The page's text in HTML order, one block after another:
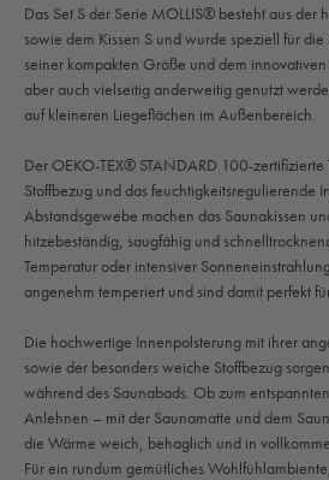
Das Set S der Serie MOLLIS® besteht aus der
sowie dem Kissen S und wurde speziell für
seiner kompakten Größe und dem
aber auch vielseitig anderweitig genutzt
auf kleineren Liegeflächen im Außenbereich.
Der OEKO-TEX® STANDARD 100-
Stoffbezug und das feuchtigkeitsregulierende
Abstandsgewebe machen das Saunakissen
hitzebeständig, saugfähig und
Temperatur oder intensiver
angenehm temperiert und sind damit perfekt
Die hochwertige Innenpolsterung mit ihrer
sowie der besonders weiche Stoffbezug
während des Saunabads. Ob zum
Anlehnen – mit der Saunamatte und dem
die Wärme weich, behaglich und in
Für ein rundum gemütliches